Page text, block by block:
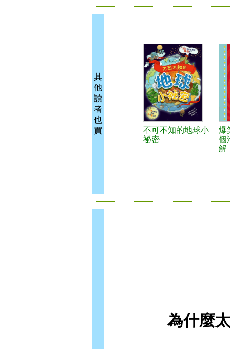
其
他
讀
者
也
買
不可不知的地球小
祕密
爆
個
解
為什麼